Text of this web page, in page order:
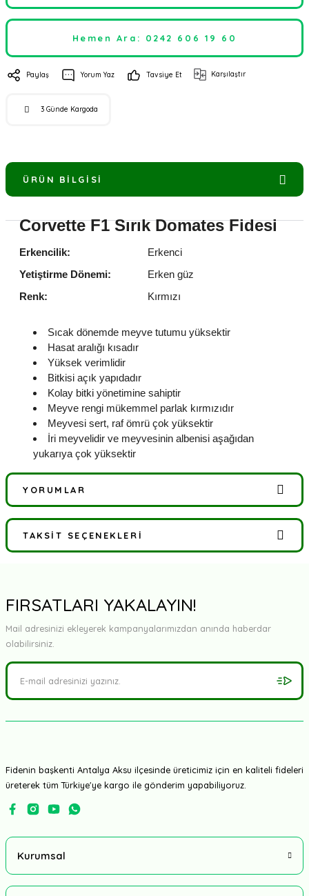
Hemen Ara: 0242 606 19 60
Paylaş Yorum Yaz Tavsiye Et Karşılaştır
3 Günde Kargoda
ÜRÜN BILGISI
Corvette F1 Sırık Domates Fidesi
Erkencilik:
Erkenci
Yetiştirme Dönemi:
Erken güz
Renk:
Kırmızı
Sıcak dönemde meyve tutumu yüksektir
Hasat aralığı kısadır
Yüksek verimlidir
Bitkisi açık yapıdadır
Kolay bitki yönetimine sahiptir
Meyve rengi mükemmel parlak kırmızıdır
Meyvesi sert, raf ömrü çok yüksektir
İri meyvelidir ve meyvesinin albenisi aşağıdan
yukarıya çok yüksektir
YORUMLAR
Bu ürüne ilk yorumu siz yapın!
TAKSIT SEÇENEKLERI
FIRSATLARI YAKALAYIN!
Mail adresinizi ekleyerek kampanyalarımızdan anında haberdar
olabilirsiniz.
Fidenin başkenti Antalya Aksu ilçesinde üreticimiz için en kaliteli fideleri
üreterek tüm Türkiye'ye kargo ile gönderim yapabiliyoruz.
Kurumsal